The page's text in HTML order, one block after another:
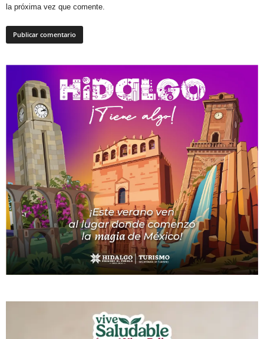
la próxima vez que comente.